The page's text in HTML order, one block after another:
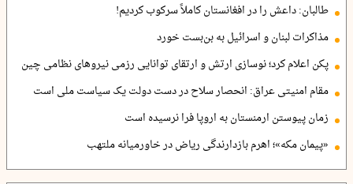
طالبان: داعش را در افغانستان کاملاً سرکوب کردیم!
مذاکرات لبنان و اسرائیل به بن‌بست خورد
پکن اعلام کرد؛ نوسازی ارتش و ارتقای توانایی رزمی نیروهای نظامی چین
مقام امنیتی عراق: انحصار سلاح در دست دولت یک سیاست ملی است
زمان پیوستن ارمنستان به اروپا فرا نرسیده است
«پیمان مکه»؛ اهرم بازدارندگی ریاض در خاورمیانه ملتهب